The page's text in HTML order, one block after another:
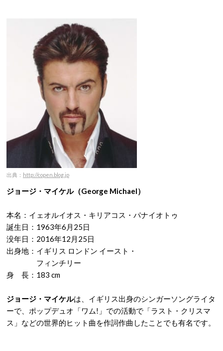
出典： http://copen.blog.jp
ジョージ・マイケル（George Michael）
本名：イェオルイオス・キリアコス・パナイオトゥ
誕生日：1963年6月25日
没年日： 2016年12月25日
出身地：イギリス ロンドン イースト・
フィンチリー
身 長：183 cm
ジョージ・マイケルは、イギリス出身のシンガーソングライタ
ーで、ポップデュオ「ワム!」での活動で「ラスト・クリスマ
ス」などの世界的ヒット曲を作詞作曲したことでも有名です。